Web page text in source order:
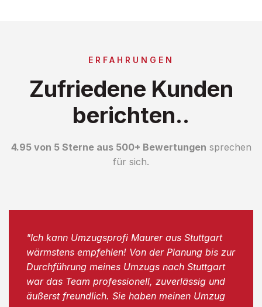
ERFAHRUNGEN
Zufriedene Kunden
berichten..
4.95 von 5 Sterne aus 500+ Bewertungen sprechen
für sich.
"Ich kann Umzugsprofi Maurer aus Stuttgart
wärmstens empfehlen! Von der Planung bis zur
Durchführung meines Umzugs nach Stuttgart
war das Team professionell, zuverlässig und
äußerst freundlich. Sie haben meinen Umzug